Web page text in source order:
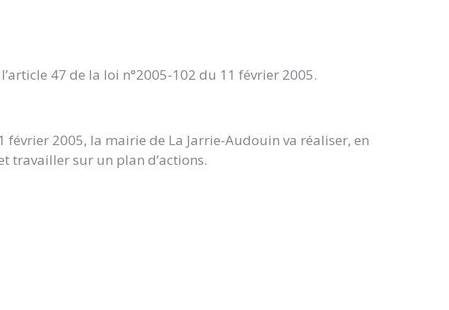
47 de la loi n°2005-102 du 11 février 2005.
2005, la mairie de La Jarrie-Audouin va réaliser, en
travailler sur un plan d’actions.